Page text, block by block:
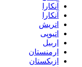
آنکارا
آنکارا
اتریش
اتیوپی
اربیل
ارمنستان
ازبکستان